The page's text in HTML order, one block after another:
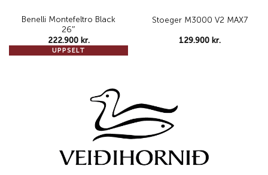
UPPSELT
Benelli Montefeltro Black
26″
222.900 kr.
Stoeger M3000 V2 MAX7
129.900 kr.